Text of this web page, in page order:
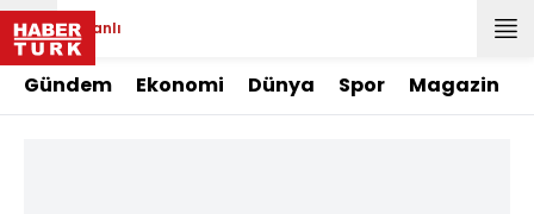
Canlı
Gündem Ekonomi Dünya Spor Magazin